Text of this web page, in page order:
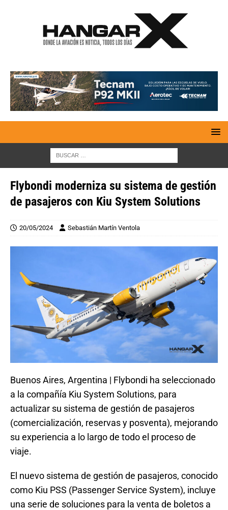
Flybondi moderniza su sistema de gestión
de pasajeros con Kiu System Solutions
20/05/2024 Sebastián Martín Ventola
Buenos Aires, Argentina | Flybondi ha seleccionado
a la compañía Kiu System Solutions, para
actualizar su sistema de gestión de pasajeros
(comercialización, reservas y posventa), mejorando
su experiencia a lo largo de todo el proceso de
viaje.
El nuevo sistema de gestión de pasajeros, conocido
como Kiu PSS (Passenger Service System), incluye
una serie de soluciones para la venta de boletos a